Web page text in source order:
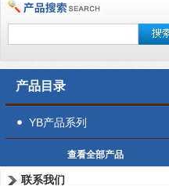
产品目录
YB产品系列
查看全部产品
联系我们